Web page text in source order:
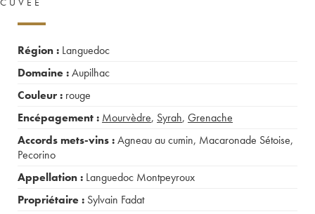
Région : Languedoc
Domaine :Aupilhac
Couleur : rouge
Encépagement : Mourvèdre, Syrah, Grenache
Accords mets-vins :Agneau au cumin, Macaronade Sétoise,
Pecorino
Appellation : Languedoc Montpeyroux
Propriétaire : Sylvain Fadat